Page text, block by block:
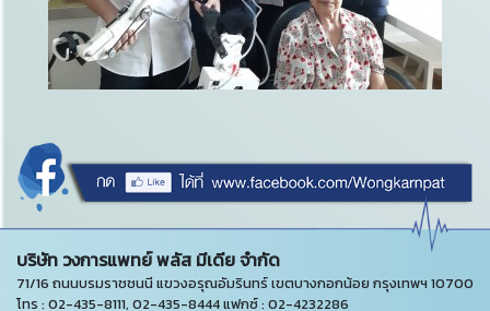
บริษัท วงการแพทย์ พลัส มีเดีย จำกัด
71/16 ถนนบรมราชชนนี แขวงอรุณอัมรินทร์ เขตบางกอกน้อย กรุงเทพฯ 10700
โทร : 02-435-8111, 02-435-8444 แฟกซ์ : 02-4232286